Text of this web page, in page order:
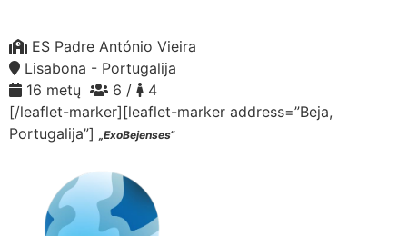
ES Padre António Vieira
Lisabona - Portugalija
16 metų
6 /
4
[/leaflet-marker][leaflet-marker address=”Beja,
Portugalija”]
„ExoBejenses“